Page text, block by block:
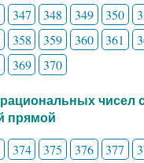
347 348 349 350
358 359 360 361
369 370
прямой
374 375 376 377